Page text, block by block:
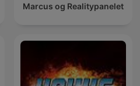
Marcus og Realitypanelet